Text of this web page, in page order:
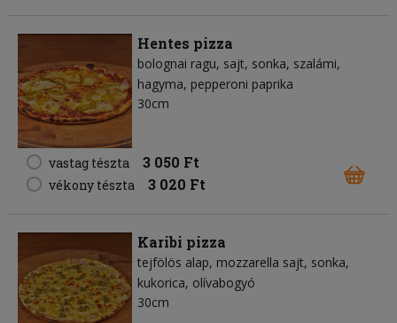
Hentes pizza
bolognai ragu sajt sonka szalámi
hagyma pepperoni paprika
30cm
vastag tészta 3 050 Ft
vékony tészta 3 020 Ft
Karibi pizza
tejfölös alap mozzarella sajt sonka
kukorica olívabogyó
30cm